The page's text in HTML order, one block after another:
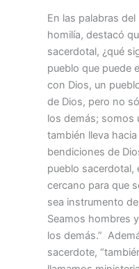
En las palabras
homilía, destacó
sacerdotal, ¿qué
pueblo que puede
con Dios, un
de Dios, pero no
los demás; somos
también lleva
bendiciones de
pueblo sacerdotal,
cercano para que
sea instrumento
Seamos hombres
los demás.”
sacerdote,